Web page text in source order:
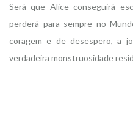
Será que Alice conseguirá
perderá para sempre no
coragem e de desespero, a
verdadeira monstruosidade